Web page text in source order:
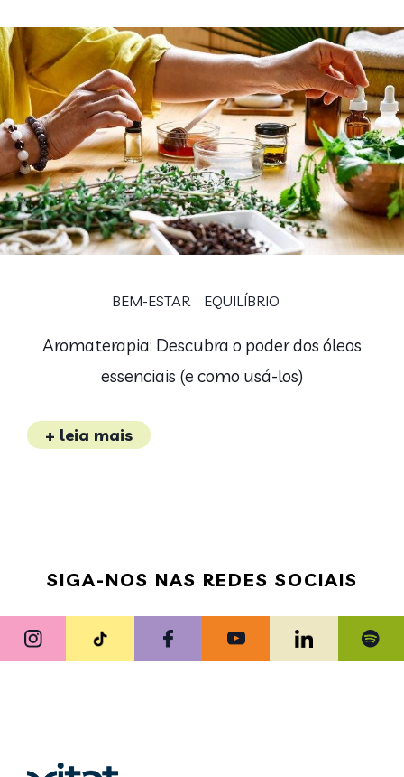
BEM-ESTAR EQUILÍBRIO
Aromaterapia: Descubra o poder dos óleos
essenciais (e como usá-los)
+ leia mais
SIGA-NOS NAS REDES SOCIAIS